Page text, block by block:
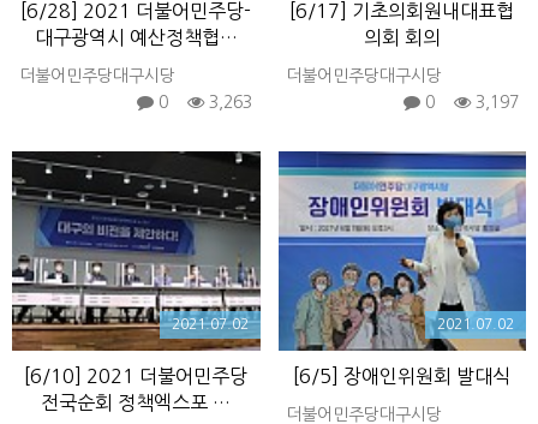
[6/28] 2021 더불어민주당-
대구광역시 예산정책협…
더불어민주당대구시당
0
3,263
[6/17] 기초의회원내대표협
의회 회의
더불어민주당대구시당
0
3,197
2021.07.02
[6/10] 2021 더불어민주당
전국순회 정책엑스포 …
2021.07.02
[6/5] 장애인위원회 발대식
더불어민주당대구시당